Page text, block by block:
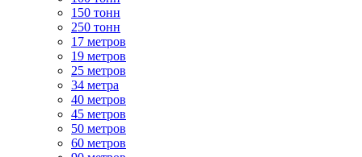
150 тонн
250 тонн
17 метров
19 метров
25 метров
34 метра
40 метров
45 метров
50 метров
60 метров